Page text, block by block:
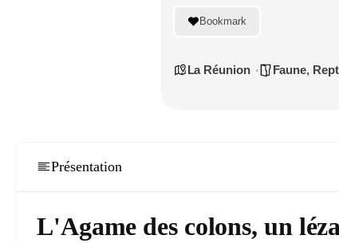
Bookmark
La Réunion Faune,
Présentation
L'Agame des colons, un